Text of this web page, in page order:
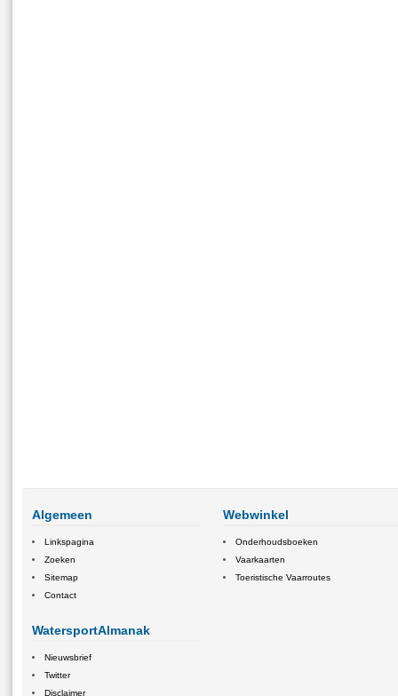
Algemeen
Linkspagina
Zoeken
Sitemap
Contact
WatersportAlmanak
Nieuwsbrief
Twitter
Disclaimer
Webwinkel
Onderhoudsboeken
Vaarkaarten
Toeristische Vaarroutes